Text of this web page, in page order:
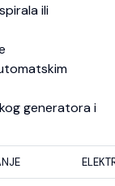
ili
generatora i